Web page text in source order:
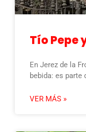
Tío Pepe
En Jerez de la
bebida: es parte
VER MÁS »